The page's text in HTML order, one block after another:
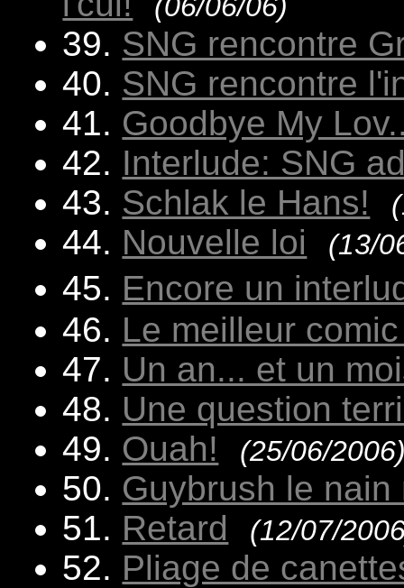
39. SNG rencontre
40. SNG rencontre
41. Goodbye My
42. Interlude: SNG
43. Schlak le Hans!
44. Nouvelle loi (13/
45. Encore un
46. Le meilleur
47. Un an... et un
48. Une question
49. Ouah! (25/06/
50. Guybrush le nain
51. Retard (12/07/
52. Pliage de